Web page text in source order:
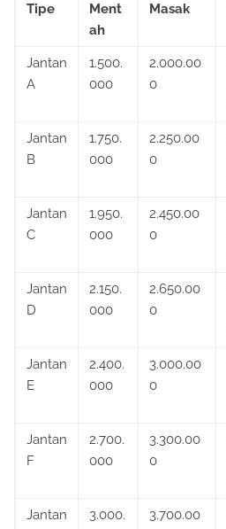
Tipe
Ment
ah
Masak
Jantan
A
1.500.
000
2.000.00
0
Jantan
B
1.750.
000
2.250.00
0
Jantan
C
1.950.
000
2.450.00
0
Jantan
D
2.150.
000
2.650.00
0
Jantan
E
2.400.
000
3.000.00
0
Jantan
F
2.700.
000
3.300.00
0
Jantan
3.000.
3.700.00